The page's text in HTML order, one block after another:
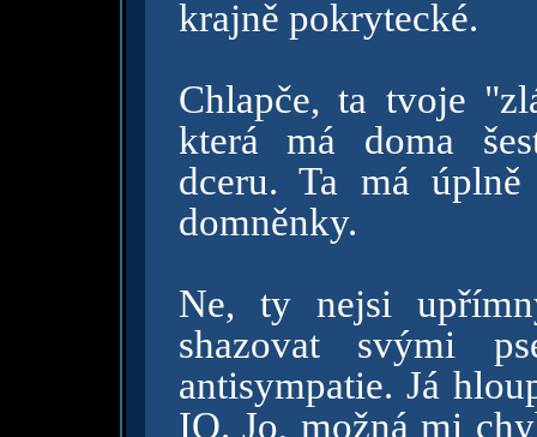
krajně pokrytecké.
Chlapče, ta tvoje
která má doma
dceru. Ta má
domněnky.
Ne, ty nejsi
shazovat svými
antisympatie. Já
IQ. Jo, možná mi